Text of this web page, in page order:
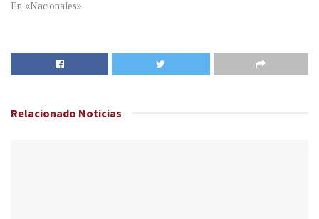
En «Nacionales»
Relacionado Noticias